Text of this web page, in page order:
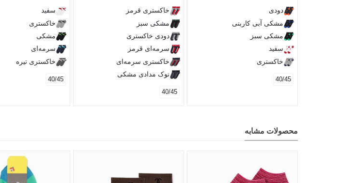
دودی
مشکی آبی کاربنی
مشکی سبز
سفید
خاکستری
40/45
خاکستری قرمز
مشکی سبز
دودی خاکستری
سرمه‌ای قرمز
خاکستری سرمه‌ای
نوک مدادی مشکی
40/45
سفید
خاکستری
مشکی
سرمه‌ای
خاکستری تیره
40/45
محصولات مشابه